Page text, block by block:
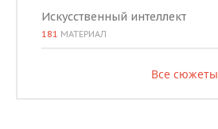
Искусственный интеллект
181 МАТЕРИАЛ
Все сюжеты